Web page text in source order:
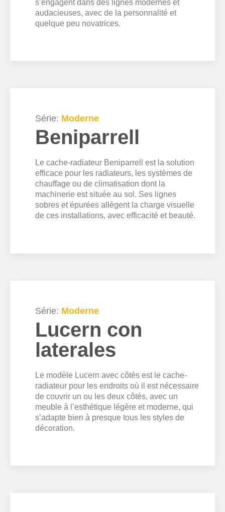
s’engagent dans des lignes modernes et
audacieuses, avec de la personnalité et
quelque peu novatrices.
Série: Moderne
Beniparrell
Le cache-radiateur Beniparrell est la solution
efficace pour les radiateurs, les systèmes de
chauffage ou de climatisation dont la
machinerie est située au sol. Ses lignes
sobres et épurées allègent la charge visuelle
de ces installations, avec efficacité et beauté.
Série: Moderne
Lucern con
laterales
Le modèle Lucern avec côtés est le cache-
radiateur pour les endroits où il est nécessaire
de couvrir un ou les deux côtés, avec un
meuble à l’esthétique légère et moderne, qui
s’adapte bien à presque tous les styles de
décoration.